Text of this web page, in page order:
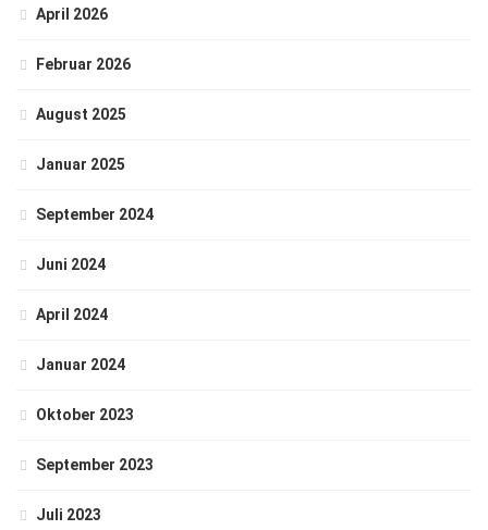
April 2026
Februar 2026
August 2025
Januar 2025
September 2024
Juni 2024
April 2024
Januar 2024
Oktober 2023
September 2023
Juli 2023